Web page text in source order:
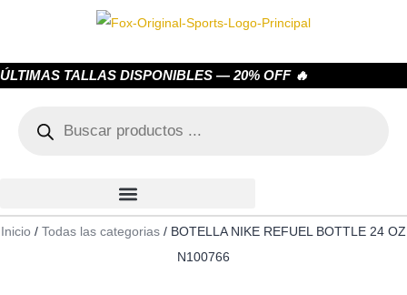
ÚLTIMAS TALLAS DISPONIBLES — 20% OFF 🔥
Inicio / Todas las categorias / BOTELLA NIKE REFUEL BOTTLE 24 OZ
N100766